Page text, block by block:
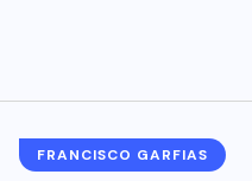
FRANCISCO GARFIAS